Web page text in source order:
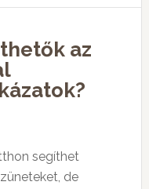
az
segíthet
de